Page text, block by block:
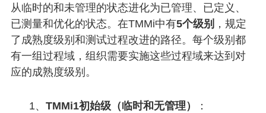
从临时的和未管理的状态进化为已管理、已定义、
已测量和优化的状态。在TMMi中有5个级别 ，规定
了成熟度级别和测试过程改进的路径。每个级别都
有一组过程域，组织需要实施这些过程域来达到对
应的成熟度级别。
1、 TMMi1初始级（临时和无管理） ：